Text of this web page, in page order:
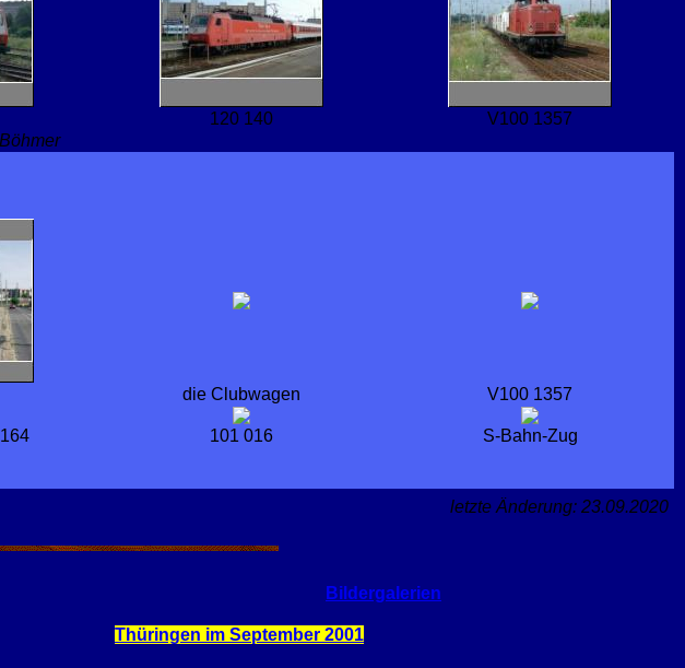
120 140
V100 1357
die Clubwagen V100 1357
101 016 S-Bahn-Zug
letzte Änderung: 23.09.2020
Bildergalerien
Thüringen im September 2001